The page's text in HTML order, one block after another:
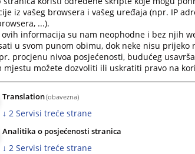
iz vašeg browsera i vašeg uređaja (npr. IP
...).
ovih informacija su nam neophodne i bez njih
u svom punom obimu, dok neke nisu prijeko
procjenu nivoa posjećenosti, budućeg
mjestu možete dozvoliti ili uskratiti pravo na
Translation(obavezna)
↓ 2 Servisi treće strane
Analitika o posjećenosti stranica
↓ 2 Servisi treće strane